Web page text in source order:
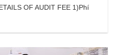
OF AUDIT FEE 1)Phí